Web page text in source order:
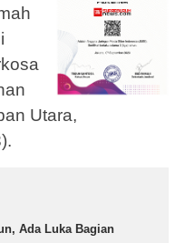
Utara,
Ada Luka Bagian